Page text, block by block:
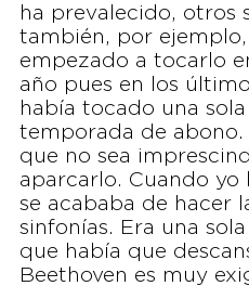
ha prevalecido, otros
también, por ejemplo,
empezado a tocarlo
año pues en los
había tocado una
temporada de
que no sea
aparcarlo. Cuando yo
se acababa de hacer
sinfonías. Era una
que había que
Beethoven es muy